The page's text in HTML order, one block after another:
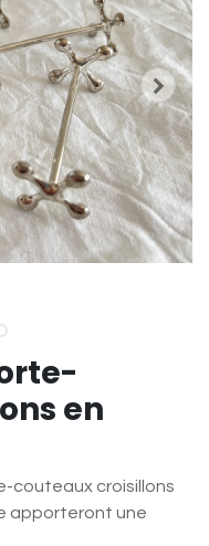
en
couteaux croisillons
apporteront une